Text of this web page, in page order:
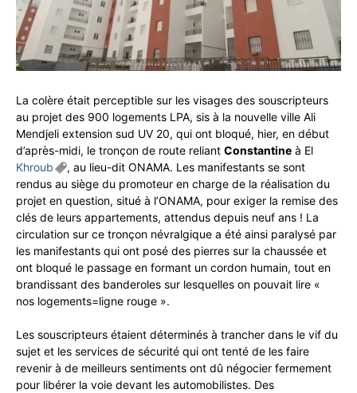
La colère était perceptible sur les visages des souscripteurs
au projet des 900 logements LPA, sis à la nouvelle ville Ali
Mendjeli extension sud UV 20, qui ont bloqué, hier, en début
d’après-midi, le tronçon de route reliant Constantine à El
Khroub
, au lieu-dit ONAMA. Les manifestants se sont
rendus au siège du promoteur en charge de la réalisation du
projet en question, situé à l’ONAMA, pour exiger la remise des
clés de leurs appartements, attendus depuis neuf ans ! La
circulation sur ce tronçon névralgique a été ainsi paralysé par
les manifestants qui ont posé des pierres sur la chaussée et
ont bloqué le passage en formant un cordon humain, tout en
brandissant des banderoles sur lesquelles on pouvait lire «
nos logements=ligne rouge ».
Les souscripteurs étaient déterminés à trancher dans le vif du
sujet et les services de sécurité qui ont tenté de les faire
revenir à de meilleurs sentiments ont dû négocier fermement
pour libérer la voie devant les automobilistes. Des